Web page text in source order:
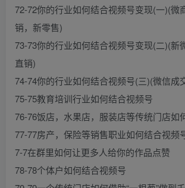
72-72你的行业如何结合视频号变现(一)(微
销，新零售)
73-73你的行业如何结合视频号变现(二)(新
直销)
74-74你的行业如何结合视频号(三)(微信成
75-75教育培训行业如何结合视频号
76-76饭店，水果店，服装店等传统门店如
77-77房产，保险等销售职业如何结合视频
7-7在群里如何让更多人给你的作品点赞
78-78个体户如何结合视频号